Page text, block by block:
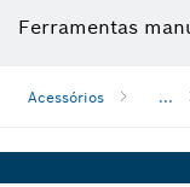
Ferramentas
Acessórios ...